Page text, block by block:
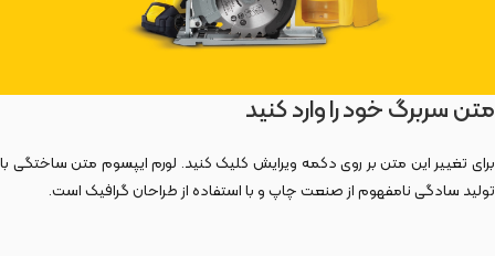
متن سربرگ خود را وارد کنید
برای تغییر این متن بر روی دکمه ویرایش کلیک کنید. لورم ایپسوم متن ساختگی با
تولید سادگی نامفهوم از صنعت چاپ و با استفاده از طراحان گرافیک است.